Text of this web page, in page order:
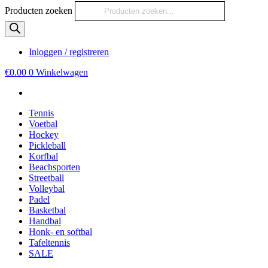
Producten zoeken
Inloggen / registreren
€0.00 0 Winkelwagen
Tennis
Voetbal
Hockey
Pickleball
Korfbal
Beachsporten
Streetball
Volleybal
Padel
Basketbal
Handbal
Honk- en softbal
Tafeltennis
SALE